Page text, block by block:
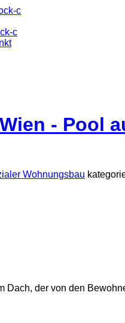
- Pool
Wohnungsbau
Dach, der von den